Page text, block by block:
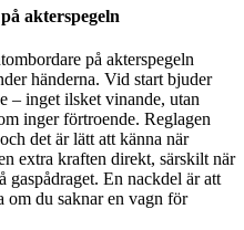
akterspegeln
på akterspegeln
händerna. Vid start bjuder
– inget ilsket vinande, utan
inger förtroende. Reglagen
det är lätt att känna när
extra kraften direkt, särskilt när
gaspådraget. En nackdel är att
du saknar en vagn för